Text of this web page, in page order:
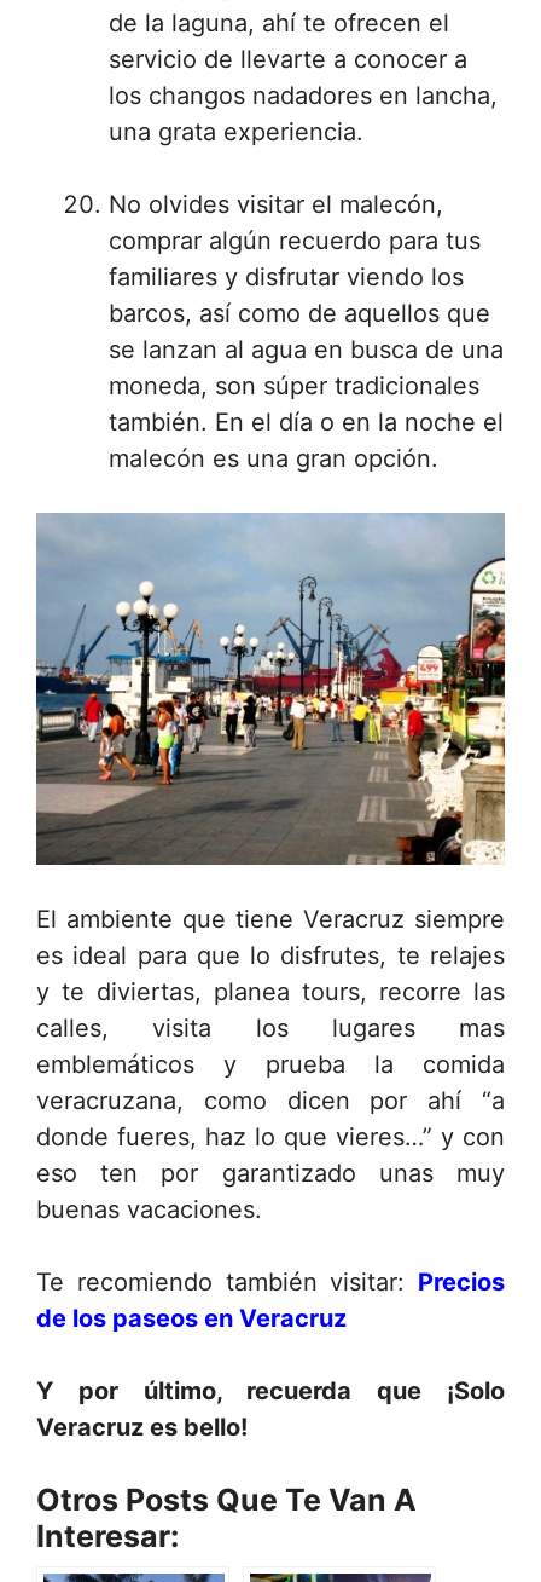
de la laguna, ahí te ofrecen el
servicio de llevarte a conocer a
los changos nadadores en lancha,
una grata experiencia.
No olvides visitar el malecón,
comprar algún recuerdo para tus
familiares y disfrutar viendo los
barcos, así como de aquellos que
se lanzan al agua en busca de una
moneda, son súper tradicionales
también. En el día o en la noche el
malecón es una gran opción.
El ambiente que tiene Veracruz siempre
es ideal para que lo disfrutes, te relajes
y te diviertas, planea tours, recorre las
calles, visita los lugares mas
emblemáticos y prueba la comida
veracruzana, como dicen por ahí “a
donde fueres, haz lo que vieres…” y con
eso ten por garantizado unas muy
buenas vacaciones.
Te recomiendo también visitar: Precios
de los paseos en Veracruz
Y por último, recuerda que ¡Solo
Veracruz es bello!
Otros Posts Que Te Van A
Interesar: